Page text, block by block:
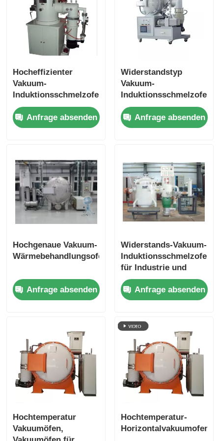
Hocheffizienter
Vakuum-
Induktionsschmelzofen
zum Schmelzen von
Kupfer/Aluminium
Anfrage absenden
Widerstandstyp
Vakuum-
Induktionsschmelzofen
für die Produktion
von Keramik
Anfrage absenden
Hochgenaue Vakuum-
Wärmebehandlungsofen1
Anfrage absenden
Widerstands-Vakuum-
Induktionsschmelzofen
für Industrie und
Labor,
kundenspezifisch
Anfrage absenden
Hochtemperatur
Vakuumöfen,
Hochtemperatur-
Horizontalvakuumofen